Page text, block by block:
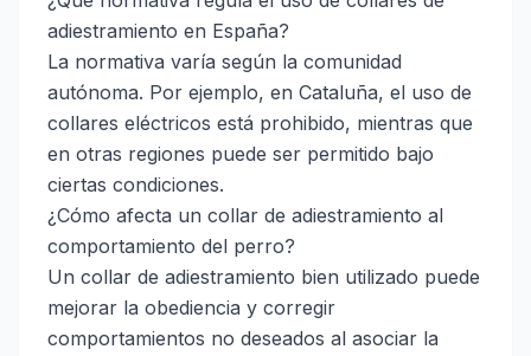
adiestramiento en España?
La normativa varía según la comunidad
autónoma. Por ejemplo, en Cataluña, el uso de
collares eléctricos está prohibido, mientras que
en otras regiones puede ser permitido bajo
ciertas condiciones.
¿Cómo afecta un collar de adiestramiento al
comportamiento del perro?
Un collar de adiestramiento bien utilizado puede
mejorar la obediencia y corregir
comportamientos no deseados al asociar la